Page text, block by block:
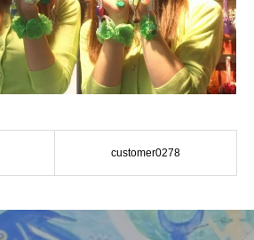
customer0278